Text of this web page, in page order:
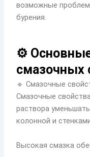
возможные
бурения.
⚙️
смазочных
🔹 Смазочные
Смазочные
раствора
колонной и
Высокая смазка